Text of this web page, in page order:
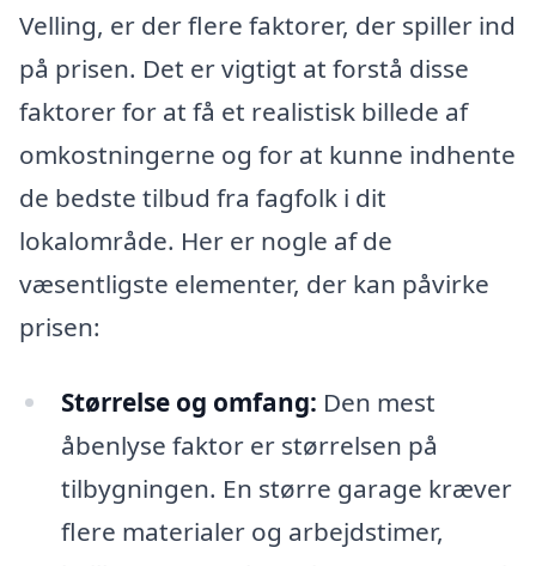
Velling, er der flere faktorer, der spiller ind
på prisen. Det er vigtigt at forstå disse
faktorer for at få et realistisk billede af
omkostningerne og for at kunne indhente
de bedste tilbud fra fagfolk i dit
lokalområde. Her er nogle af de
væsentligste elementer, der kan påvirke
prisen:
Størrelse og omfang: Den mest
åbenlyse faktor er størrelsen på
tilbygningen. En større garage kræver
flere materialer og arbejdstimer,